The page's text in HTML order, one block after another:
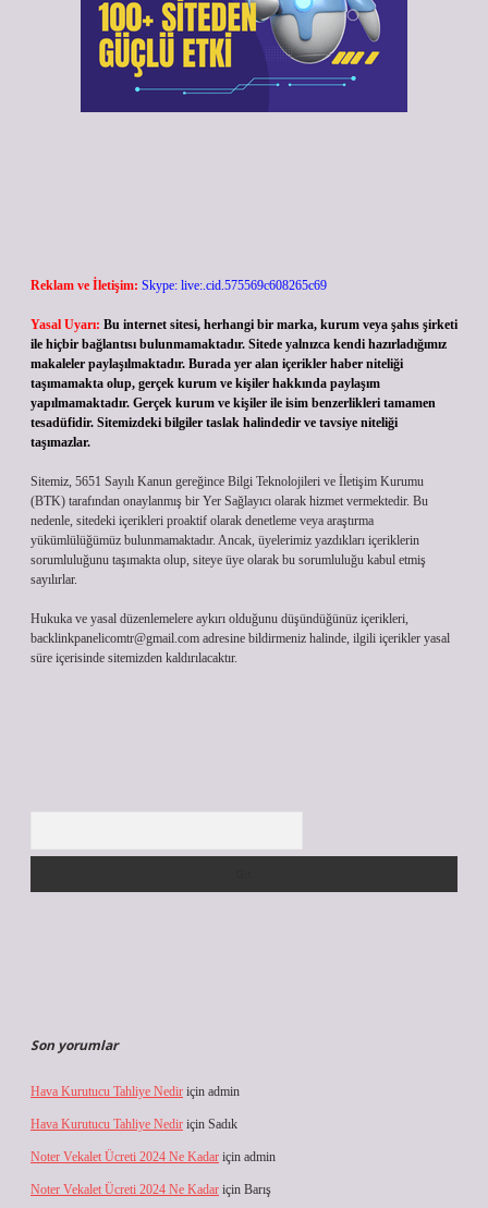
Reklam ve İletişim: Skype: live:.cid.575569c608265c69
Yasal Uyarı: Bu internet sitesi, herhangi bir marka, kurum veya şahıs şirketi
ile hiçbir bağlantısı bulunmamaktadır. Sitede yalnızca kendi hazırladığımız
makaleler paylaşılmaktadır. Burada yer alan içerikler haber niteliği
taşımamakta olup, gerçek kurum ve kişiler hakkında paylaşım
yapılmamaktadır. Gerçek kurum ve kişiler ile isim benzerlikleri tamamen
tesadüfidir. Sitemizdeki bilgiler taslak halindedir ve tavsiye niteliği
taşımazlar.
Sitemiz, 5651 Sayılı Kanun gereğince Bilgi Teknolojileri ve İletişim Kurumu
(BTK) tarafından onaylanmış bir Yer Sağlayıcı olarak hizmet vermektedir. Bu
nedenle, sitedeki içerikleri proaktif olarak denetleme veya araştırma
yükümlülüğümüz bulunmamaktadır. Ancak, üyelerimiz yazdıkları içeriklerin
sorumluluğunu taşımakta olup, siteye üye olarak bu sorumluluğu kabul etmiş
sayılırlar.
Hukuka ve yasal düzenlemelere aykırı olduğunu düşündüğünüz içerikleri,
backlinkpanelicomtr@gmail.com adresine bildirmeniz halinde, ilgili içerikler yasal
süre içerisinde sitemizden kaldırılacaktır.
Son yorumlar
Hava Kurutucu Tahliye Nedir için admin
Hava Kurutucu Tahliye Nedir için Sadık
Noter Vekalet Ücreti 2024 Ne Kadar için admin
Noter Vekalet Ücreti 2024 Ne Kadar için Barış